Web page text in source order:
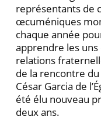
représentants de
œcuméniques
chaque année
apprendre les
relations
de la rencontre
César Garcia de
été élu nouveau
deux ans.